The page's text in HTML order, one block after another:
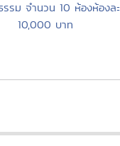
รม จำนวน 10 ห้องห้องละ
10,000 บาท